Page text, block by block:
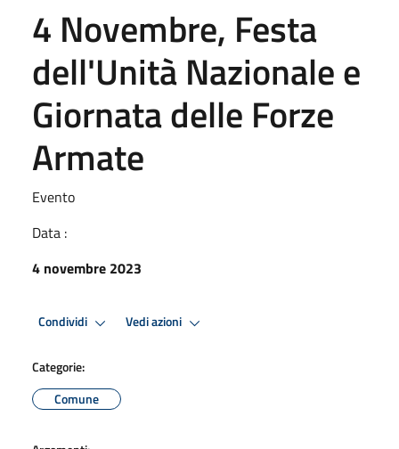
4 Novembre, Festa
dell'Unità Nazionale e
Giornata delle Forze
Armate
Evento
Data :
4 novembre 2023
Condividi Vedi azioni
Categorie:
Comune